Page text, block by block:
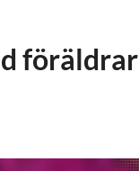
föräldrar